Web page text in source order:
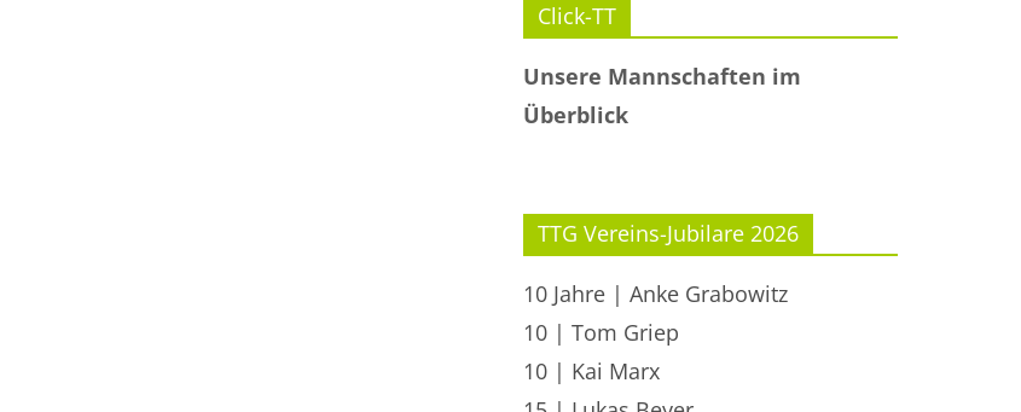
Click-TT
Unsere Mannschaften im
Überblick
TTG Vereins-Jubilare 2026
10 Jahre | Anke Grabowitz
10 | Tom Griep
10 | Kai Marx